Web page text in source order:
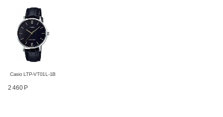
Casio LTP-VT01L-1B
2 460 Р